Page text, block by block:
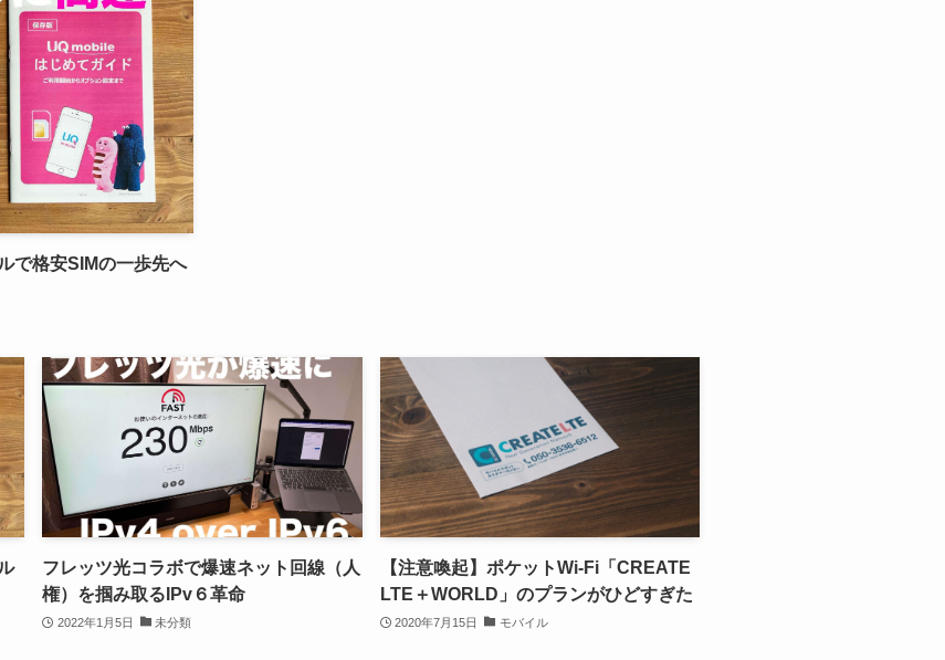
で格安SIMの一歩先へ
フレッツ光コラボで爆速ネット回線（人
権）を掴み取るIPv６革命
2022年1月5日 未分類
【注意喚起】ポケットWi-Fi「CREATE
LTE＋WORLD」のプランがひどすぎた
2020年7月15日 モバイル